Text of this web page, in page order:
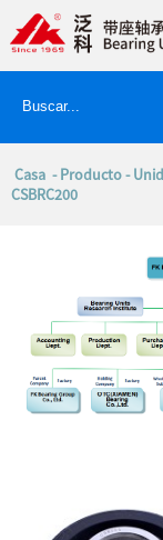
Casa -Producto-
CSBRC200